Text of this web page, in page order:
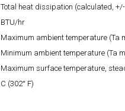
Total heat dissipation (calculated,
BTU/hr
Maximum ambient temperature (Ta
Minimum ambient temperature (Ta
Maximum surface temperature,
C (302° F)